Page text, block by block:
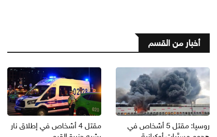
أخبار من القسم
روسيا: مقتل 5 أشخاص في
مقتل 4 أشخاص في إطلاق نار